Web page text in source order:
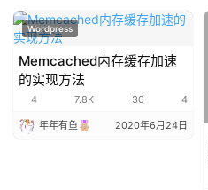
客
户
端
投
稿
Wordpress
Memcached内存缓存加速
的实现方法
4 7.8K 30 4
年年有鱼 2020年6月24日